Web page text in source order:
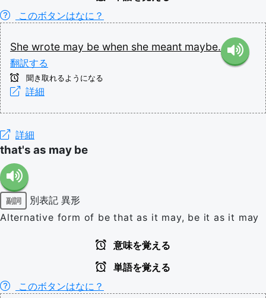
このボタンはなに？
She wrote may be when she meant maybe.
翻訳する
聞き取れるようになる
詳細
詳細
that's as may be
副詞 別表記 異形
Alternative form of be that as it may, be it as it may
意味を覚える
単語を覚える
このボタンはなに？